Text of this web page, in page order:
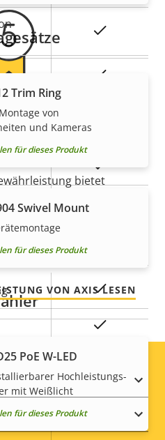
Eigentumswert
Ja
Eigentumswert
Ja
Eigentumswert
Trim Ring
von
und Kameras
für dieses Produkt
Swivel Mount
für dieses Produkt
PoE W-LED
Hochleistungs-
mit Weißlicht
für dieses Produkt
für
Gefühl
bietet
Betrieb und Kontrolle
Überraschungen im
versprechen, ist genau
VON AXIS LESEN